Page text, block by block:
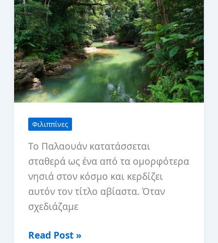
ημέρες
Φιλιππίνες
Το Παλαουάν κατατάσσεται
σταθερά ως ένα από τα ομορφότερα
νησιά στον κόσμο και κερδίζει
αυτόν τον τίτλο αβίαστα. Όταν
σχεδιάζαμε
Μην
Read Post »